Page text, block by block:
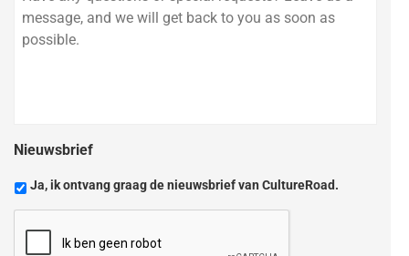
Nieuwsbrief
Ja, ik ontvang graag de nieuwsbrief van CultureRoad.